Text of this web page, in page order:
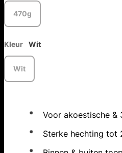
470g
Kleur Wit
Wit
Voor akoestische &
Sterke hechting tot